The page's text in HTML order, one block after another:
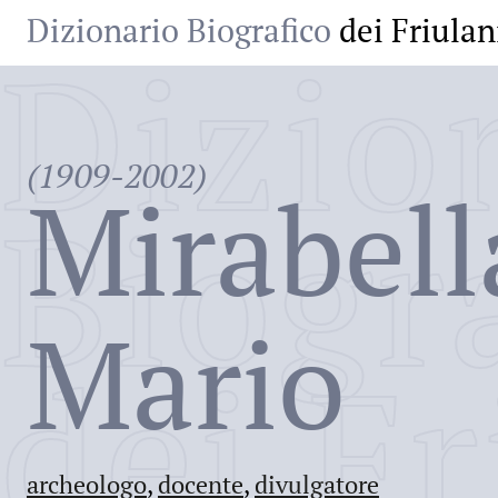
Dizionario Biografico dei
(1909-2002)
Mario
archeologo, docente, divulgatore